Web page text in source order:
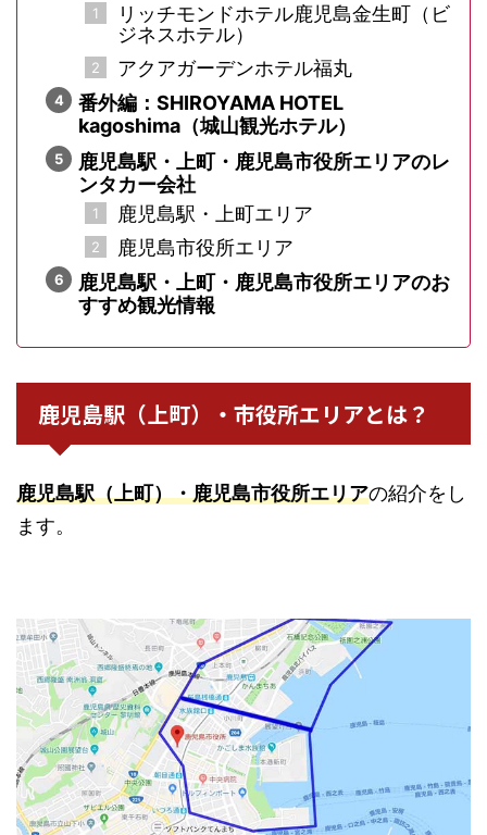
リッチモンドホテル鹿児島金生町（ビ
ジネスホテル）
アクアガーデンホテル福丸
番外編：SHIROYAMA HOTEL
kagoshima（城山観光ホテル）
鹿児島駅・上町・鹿児島市役所エリアのレ
ンタカー会社
鹿児島駅・上町エリア
鹿児島市役所エリア
鹿児島駅・上町・鹿児島市役所エリアのお
すすめ観光情報
鹿児島駅（上町）・市役所エリアとは？
鹿児島駅（上町）・鹿児島市役所エリアの紹介をし
ます。